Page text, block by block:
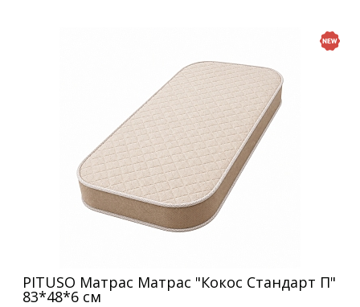
PITUSO Матрас Матрас "Кокос Стандарт П"
83*48*6 см